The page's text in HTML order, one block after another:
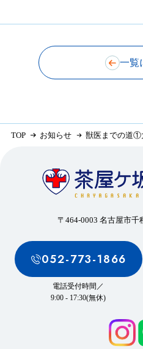
一覧
TOP お知らせ 獣医までの道①
〒464-0003 名古屋市
052-773-1866
電話受付時間／
9:00 - 17:30(無休)